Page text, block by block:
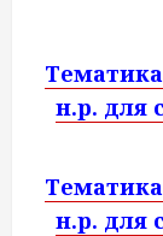
Тематика
н.р. для
Тематика
н.р. для